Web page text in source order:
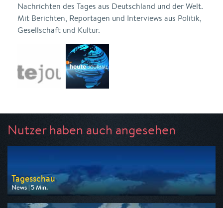
Nachrichten des Tages aus Deutschland und der Welt.
Mit Berichten, Reportagen und Interviews aus Politik,
Gesellschaft und Kultur.
Nutzer haben auch angesehen
Tagesschau
News | 5 Min.
Ausgestrahlt von ARD
am 10.08.2026, 09:00